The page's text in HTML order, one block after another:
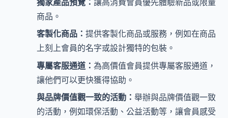
商品。
客製化商品： 提供客製化商品或服務，例如在商品
上刻上會員的名字或設計獨特的包裝。
專屬客服通道： 為高價值會員提供專屬客服通道，
讓他們可以更快獲得協助。
與品牌價值觀一致的活動： 舉辦與品牌價值觀一致
的活動，例如環保活動、公益活動等，讓會員感受